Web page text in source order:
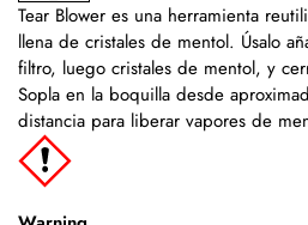
Tear Blower es una herramienta
llena de cristales de mentol. Úsalo
filtro, luego cristales de mentol, y
Sopla en la boquilla desde
distancia para liberar vapores de